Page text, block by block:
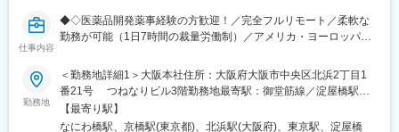
■教育体制：
通常医薬品メーカー出身が会員である関西医薬協会に、当社は会
員として登録しています。業界関連のセミナーにも参加すること
プデートできる環境です。
■働き方：
◎完全在宅勤務のため、拠点（東京・大阪）の近くにお住まいで
仕事内容
◆◇医薬品開発薬事経験の方歓迎！／完全フルリモート／柔軟な
勤務が可能（1日7時間の裁量労働制）／アメリカ・ヨーロッパ企
会社◆◇
■業務内容：
医薬品開発における薬事戦略の立案・評価・助言を中心としたコ
勤務地
＜勤務地詳細1＞大阪本社住所：大阪府大阪市中央区北浜2丁目1
番21号 つねなりビル3階勤務地最寄駅：御堂筋線／淀屋橋駅受
動喫煙対策：屋内全面禁煙＜勤務地詳細2＞東京支社住所：東京都
千代田区丸の内1-11-1 パシフィックセンチュリープレイス丸の内
【最寄り駅】
なにわ橋駅、京橋駅(東京都)、北浜駅(大阪府)、東京駅、淀屋橋